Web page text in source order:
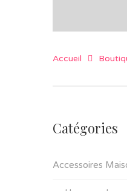
Accueil
Catégories
Accessoires